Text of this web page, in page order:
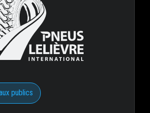
publics